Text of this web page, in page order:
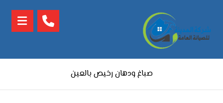
صباغ ودهان رخيص بالعين